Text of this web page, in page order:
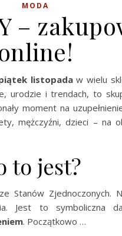
MODA
–
listopadaw wielu
urodzie i trendach, to
moment na
mężczyźni, dzieci – na
to jest?
Stanów Zjednoczonych.
Jest to symboliczna
. Początkowo …